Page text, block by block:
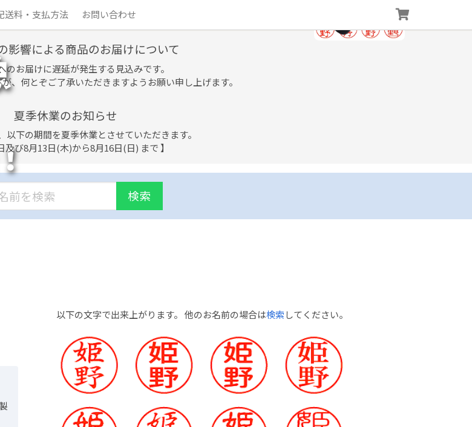
送料・支払方法 お問い合わせ
影響による商品のお届けについて
のお届けに遅延が発生する見込みです。
、何とぞご了承いただきますようお願い申し上げます。
夏季休業のお知らせ
以下の期間を夏季休業とさせていただきます。
及び8月13日(木)から8月16日(日) まで 】
検索
以下の文字で出来上がります。 他のお名前の場合は検索してください。